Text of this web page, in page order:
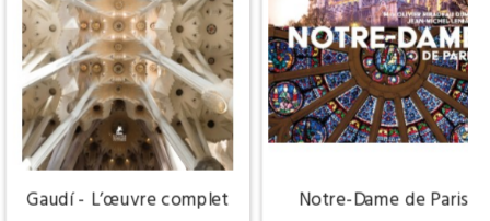
Gaudí - L’œuvre complet Notre-Dame de Paris